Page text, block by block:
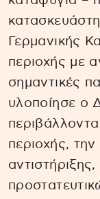
Γερμανικής
περιοχής με
σημαντικές
υλοποίησε ο
περιοχής, την